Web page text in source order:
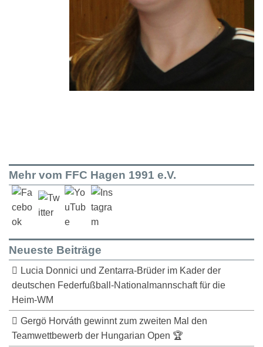
Mehr vom FFC Hagen 1991 e.V.
Neueste Beiträge
Lucia Donnici und Zentarra-Brüder im Kader der
deutschen Federfußball-Nationalmannschaft für die
Heim-WM
Gergö Horváth gewinnt zum zweiten Mal den
Teamwettbewerb der Hungarian Open 🏆